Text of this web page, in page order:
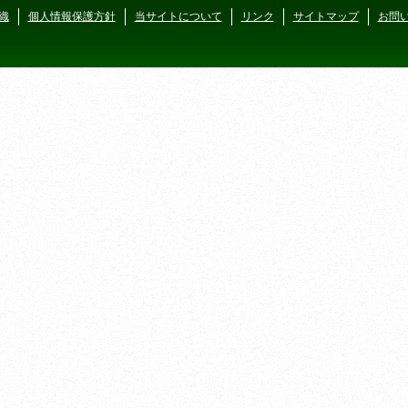
個人情報保護方針 当サイトについて リンク サイトマップ お問